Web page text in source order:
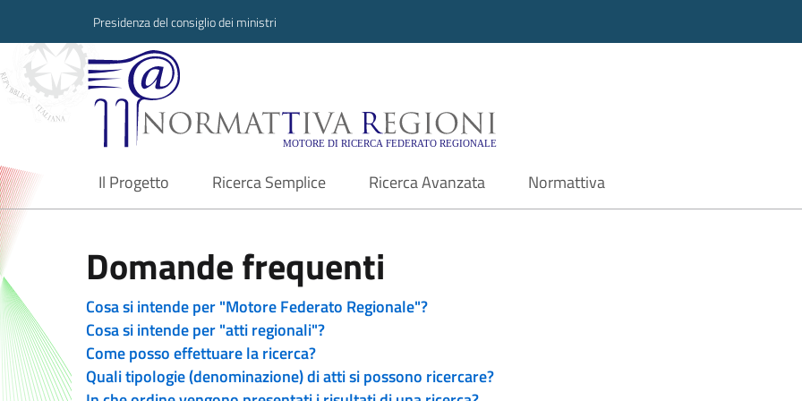
Presidenza del consiglio dei ministri
Normattiva Regioni - Motore di ricerca
Il Progetto
current Ricerca Semplice Ricerca Avanzata Normattiva
Domande frequenti
Cosa si intende per "Motore Federato Regionale"?
Cosa si intende per "atti regionali"?
Come posso effettuare la ricerca?
Quali tipologie (denominazione) di atti si possono ricercare?